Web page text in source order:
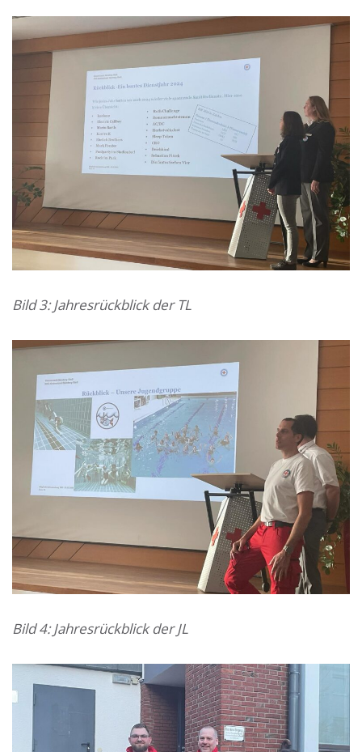
Bild 3: Jahresrückblick der TL
Bild 4: Jahresrückblick der JL